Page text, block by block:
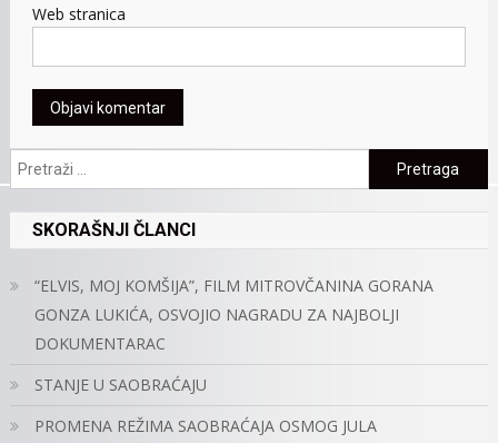
Web stranica
Pretraga:
SKORAŠNJI ČLANCI
“ELVIS, MOJ KOMŠIJA”, FILM MITROVČANINA GORANA
GONZA LUKIĆA, OSVOJIO NAGRADU ZA NAJBOLJI
DOKUMENTARAC
STANJE U SAOBRAĆAJU
PROMENA REŽIMA SAOBRAĆAJA OSMOG JULA